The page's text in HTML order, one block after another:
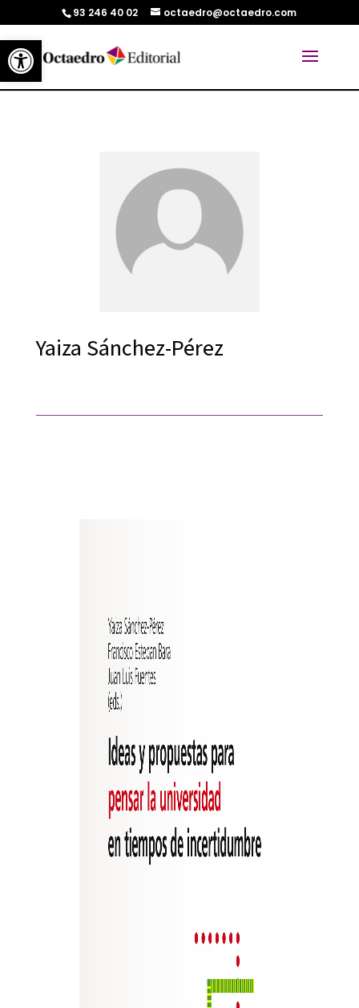
Abrir barra de herramientas
93 246 40 02 octaedro@octaedro.com
Yaiza Sánchez-Pérez